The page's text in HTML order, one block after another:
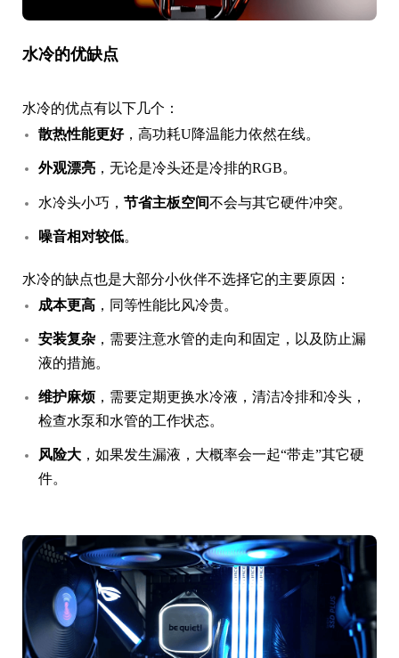
水冷的优缺点
水冷的优点有以下几个：
散热性能更好，高功耗U降温能力依然在线。
外观漂亮 ，无论是冷头还是冷排的RGB。
水冷头小巧， 节省主板空间不会与其它硬件冲突。
噪音相对较低。
水冷的缺点也是大部分小伙伴不选择它的主要原因：
成本更高 ，同等性能比风冷贵。
安装复杂 ，需要注意水管的走向和固定，以及防止漏
液的措施。
维护麻烦，需要定期更换水冷液，清洁冷排和冷头，
检查水泵和水管的工作状态。
风险大 ，如果发生漏液，大概率会一起“带走”其它硬
件。